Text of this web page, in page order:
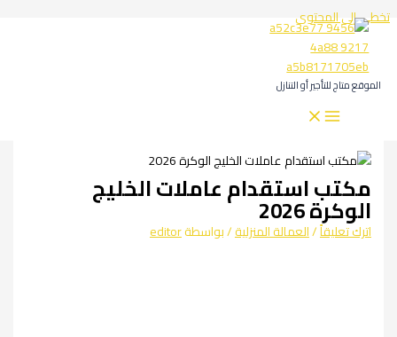
تخطي إلى المحتوى
الموقع متاج للتأجير أو التنازل
مكتب استقدام عاملات الخليج
الوكرة 2026
اترك تعليقاً /العمالة المنزلية/ بواسطةeditor